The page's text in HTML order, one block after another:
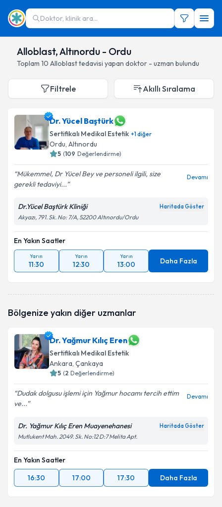
Doktor, klinik ara...
Alloblast, Altınordu - Ordu
Toplam 10 Alloblasttedavisi yapan doktor - uzman bulundu
Filtrele Akıllı Sıralama
Dr. Yücel Baştürk
Sertifikalı Medikal Estetik +1diğer
Ordu, Altınordu
5 (109 Değerlendirme)
Mükemmel, Dr Yücel Bey ve personeli ilgili, size
gerekli tedaviyi...
Devamı
Dr.Yücel Baştürk Kliniği Haritada Göster
Akyazı, 791. Sk. No: 7/A, 52200 Altınordu/Ordu
En Yakın Saatler
Yarın
11:30
Yarın
12:30
Yarın
13:00 Daha Fazla
Bölgenize yakın diğer uzmanlar
Dr. Yağmur Kılıç Eren
Sertifikalı Medikal Estetik
Ankara, Çankaya
5 (2 Değerlendirme)
Dudak dolgusu işlemi için Yağmur hocamı tercih ettim
ve...
Devamı
Dr. Yağmur Kılıç Eren Muayenehanesi Haritada Göster
Mutlukent Mah. 2049. Sk. No:12 D:7 Melita Apt.
En Yakın Saatler
16:30
17:00 17:30 Daha Fazla